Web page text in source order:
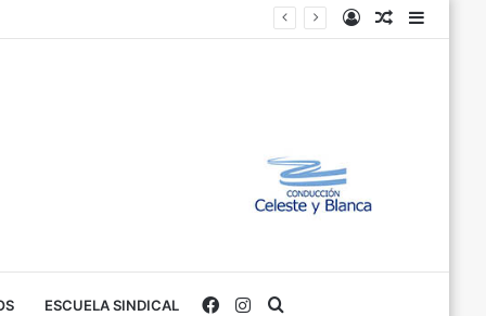
Barra
Variados
Iniciar
ESCUELA SINDICAL Instagram
Facebook